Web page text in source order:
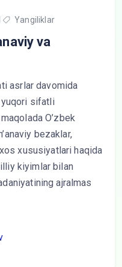
Yangiliklar
va
asrlar davomida
yuqori sifatli
O’zbek
bezaklar,
xususiyatlari haqida
kiyimlar bilan
ajralmas